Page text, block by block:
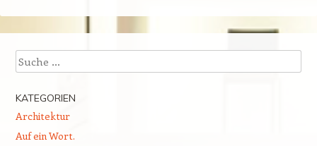
Suchen
KATEGORIEN
Architektur
Auf ein Wort.